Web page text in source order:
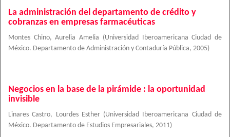
La administración del departamento de crédito y
cobranzas en empresas farmacéuticas
Montes Chino, Aurelia Amelia (Universidad Iberoamericana Ciudad de
México. Departamento de Administración y Contaduría Pública, 2005)
Negocios en la base de la pirámide : la oportunidad
invisible
Linares Castro, Lourdes Esther (Universidad Iberoamericana Ciudad de
México. Departamento de Estudios Empresariales, 2011)